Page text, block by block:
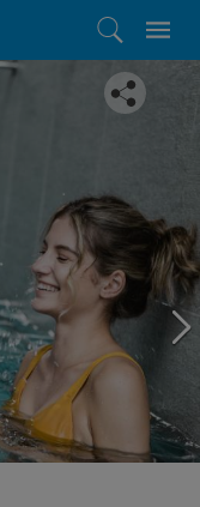
tikai daži soļi